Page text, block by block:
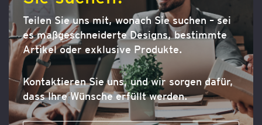
Teilen Sie uns mit, wonach Sie suchen – sei
es maßgeschneiderte Designs, bestimmte
Artikel oder exklusive Produkte.
Kontaktieren Sie uns, und wir sorgen dafür,
dass Ihre Wünsche erfüllt werden.